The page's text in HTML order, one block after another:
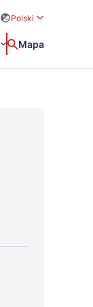
Polski
Wyszukaj
Mapa